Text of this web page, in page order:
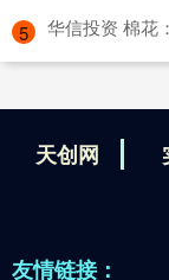
5 华信投资 棉花
天创网
友情链接：